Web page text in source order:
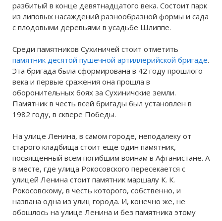
разбитый в конце девятнадцатого века. Состоит парк
из липовых насаждений разнообразной формы и сада
с плодовыми деревьями в усадьбе Шлиппе.
Среди памятников Сухиничей стоит отметить
памятник десятой пушечной артиллерийской бригаде.
Эта бригада была сформирована в 42 году прошлого
века и первые сражения она прошла в
оборонительных боях за Сухиничские земли.
Памятник в честь всей бригады был установлен в
1982 году, в сквере Победы.
На улице Ленина, в самом городе, неподалеку от
старого кладбища стоит еще один памятник,
посвященный всем погибшим воинам в Афганистане. А
в месте, где улица Рокосовского пересекается с
улицей Ленина стоит памятник маршалу К. К.
Рокосовскому, в честь которого, собственно, и
названа одна из улиц города. И, конечно же, не
обошлось на улице Ленина и без памятника этому